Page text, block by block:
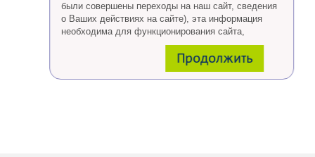
были совершены переходы на наш сайт, сведения
о Ваших действиях на сайте), эта информация
необходима для функционирования сайта,
проведения ретаргетинга, а также статистических
Eсли Вы согласны, продолжайте пользоваться
сайтом, если Вы не хотите, чтобы Ваши данные
Продолжить